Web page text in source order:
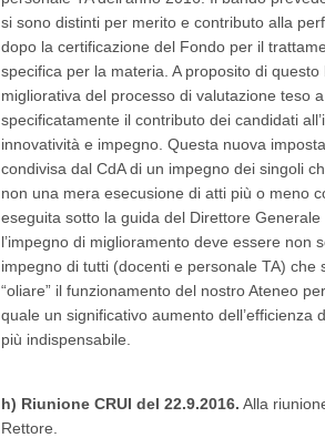
si sono distinti per merito e contributo alla
dopo la certificazione del Fondo per il
specifica per la materia. A proposito di
migliorativa del processo di valutazione teso
specificatamente il contributo dei candidati
innovatività e impegno. Questa nuova
condivisa dal CdA di un impegno dei singoli
non una mera esecusione di atti più o meno
eseguita sotto la guida del Direttore
l’impegno di miglioramento deve essere
impegno di tutti (docenti e personale TA)
“oliare” il funzionamento del nostro Ateneo
quale un significativo aumento dell’efficienza
più indispensabile.
h) Riunione CRUI del 22.9.2016. Alla
Rettore.